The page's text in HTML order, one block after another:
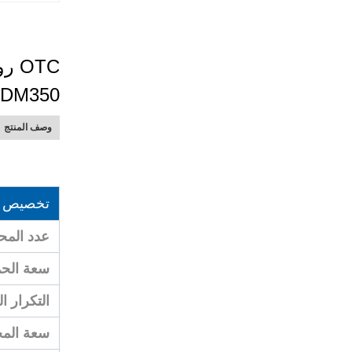
DM350 وموضع CNGBS
وصف المنتج
تخصيص
عدد
سعة
سعة